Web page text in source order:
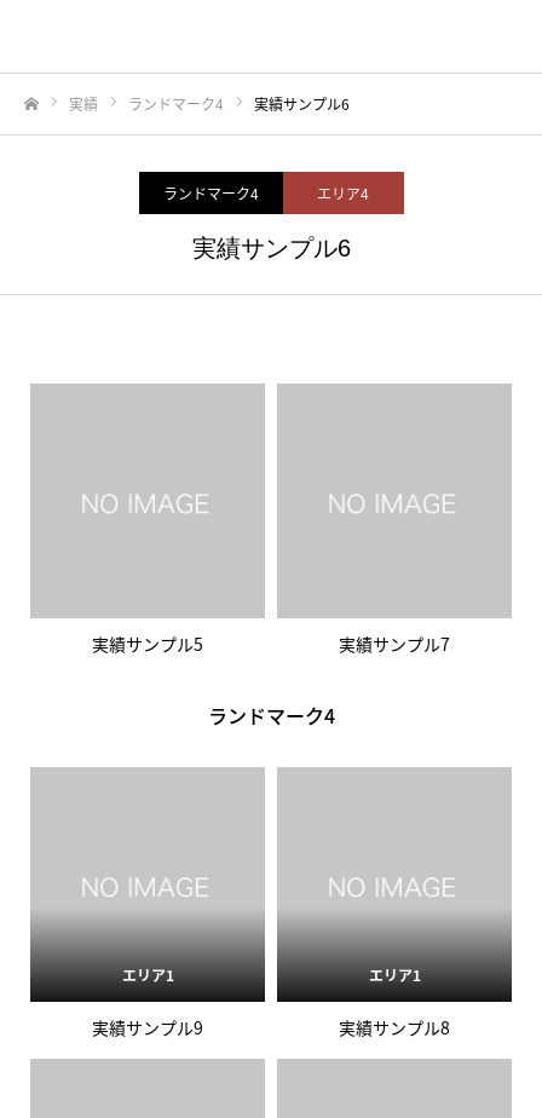
実績 ランドマーク4 実績サンプル6
ランドマーク4 エリア4
実績サンプル6
実績サンプル5 実績サンプル7
ランドマーク4
エリア1
実績サンプル9
エリア1
実績サンプル8